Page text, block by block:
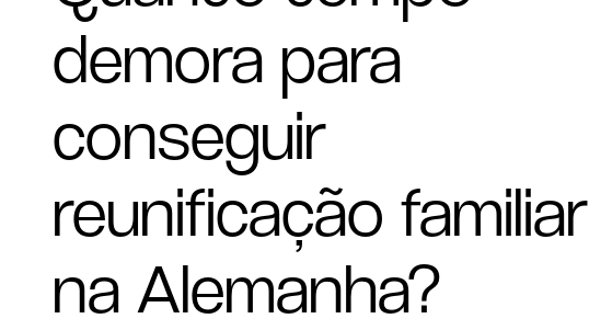
demora para
conseguir
reunificação familiar
na Alemanha?